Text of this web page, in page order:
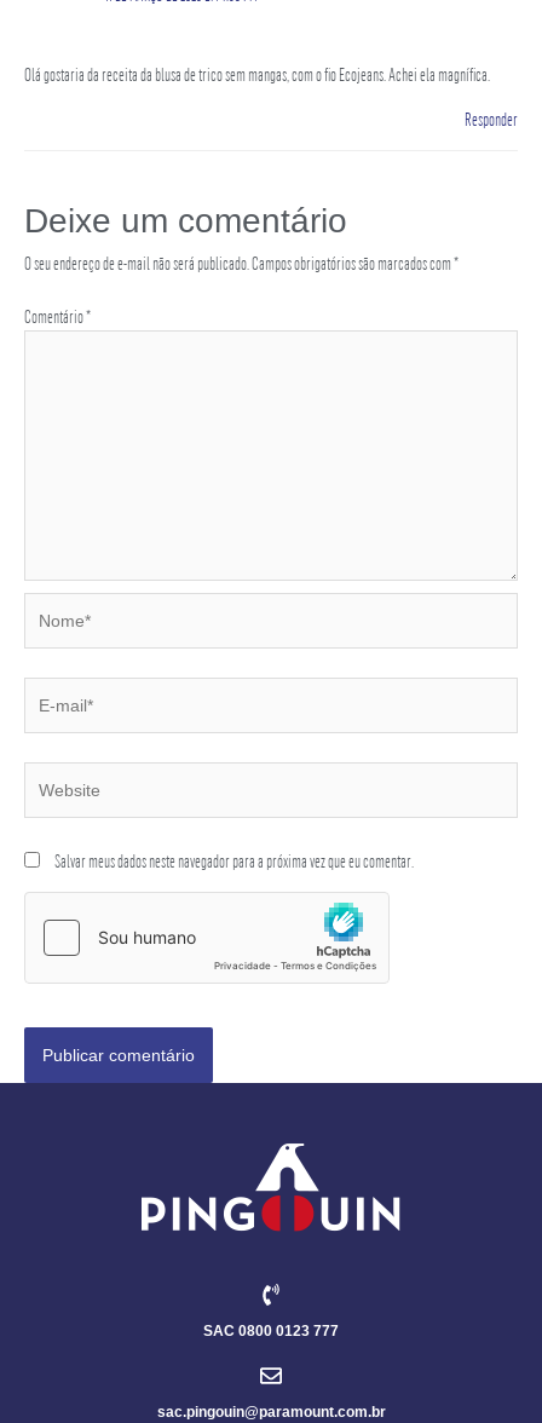
Olá gostaria da receita da blusa de trico sem mangas, com o fio Ecojeans. Achei ela magnífica.
Responder
Deixe um comentário
O seu endereço de e-mail não será publicado. Campos obrigatórios são marcados com*
Comentário*
Salvar meus dados neste navegador para a próxima vez que eu comentar.
SAC 0800 0123 777
sac.pingouin@paramount.com.br